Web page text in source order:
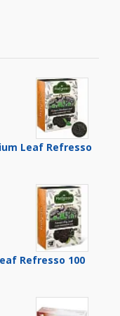
Leaf Refresso
Refresso 100